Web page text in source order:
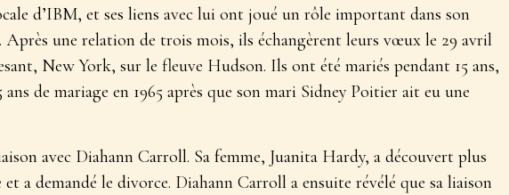
d’IBM, et ses liens avec lui ont joué un rôle important dans son
Après une relation de trois mois, ils échangèrent leurs vœux le 29 avril
New York, sur le fleuve Hudson. Ils ont été mariés pendant 15 ans,
de mariage en 1965 après que son mari Sidney Poitier ait eu une
avec Diahann Carroll. Sa femme, Juanita Hardy, a découvert plus
a demandé le divorce. Diahann Carroll a ensuite révélé que sa liaison